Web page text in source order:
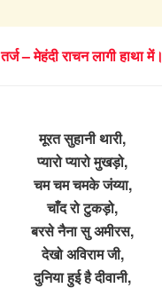
तर्ज – मेहंदी राचन लागी हाथा में।
मूरत सुहानी थारी,
प्यारो प्यारो मुखड़ो,
चम चम चमके जंय्या,
चाँद रो टुकड़ो,
बरसे नैना सु अमीरस,
देखो अविराम जी,
दुनिया हुई है दीवानी,